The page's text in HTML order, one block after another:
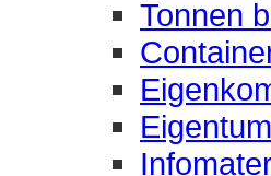
Tonnen